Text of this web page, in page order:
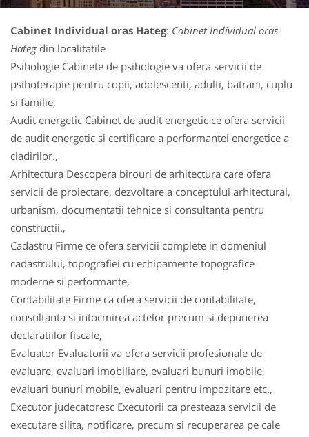
Cabinet Individual oras Hateg: Cabinet Individual oras
Hateg din localitatile
Psihologie Cabinete de psihologie va ofera servicii de
psihoterapie pentru copii, adolescenti, adulti, batrani, cuplu
si familie,
Audit energetic Cabinet de audit energetic ce ofera servicii
de audit energetic si certificare a performantei energetice a
cladirilor.,
Arhitectura Descopera birouri de arhitectura care ofera
servicii de proiectare, dezvoltare a conceptului arhitectural,
urbanism, documentatii tehnice si consultanta pentru
constructii.,
Cadastru Firme ce ofera servicii complete in domeniul
cadastrului, topografiei cu echipamente topografice
moderne si performante,
Contabilitate Firme ca ofera servicii de contabilitate,
consultanta si intocmirea actelor precum si depunerea
declaratiilor fiscale,
Evaluator Evaluatorii va ofera servicii profesionale de
evaluare, evaluari imobiliare, evaluari bunuri imobile,
evaluari bunuri mobile, evaluari pentru impozitare etc.,
Executor judecatoresc Executorii ca presteaza servicii de
executare silita, notificare, precum si recuperarea pe cale